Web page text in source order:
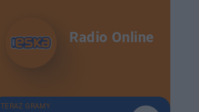
Radio Online
TERAZ GRAMY